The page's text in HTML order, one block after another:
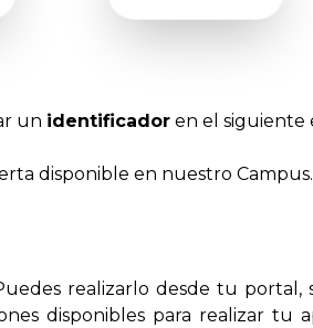
un identificador en el siguiente
disponible en nuestro Campus.
realizarlo desde tu portal,
disponibles para realizar tu